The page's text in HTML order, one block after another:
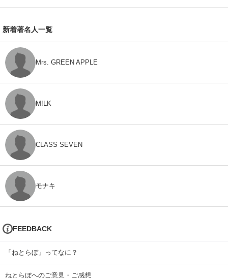
新着著名人一覧
Mrs. GREEN APPLE
M!LK
CLASS SEVEN
モナキ
FEEDBACK
「ねとらぼ」ってなに？
ねとらぼへのご意見・ご感想